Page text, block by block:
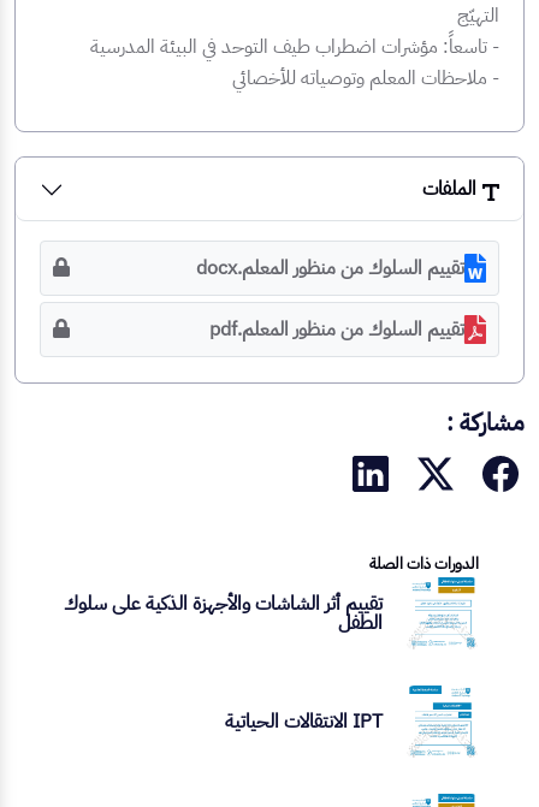
التهيّج
‏- تاسعاً: مؤشرات اضطراب طيف التوحد في البيئة المدرسية
‏- ملاحظات المعلم وتوصياته للأخصائي
الملفات
تقييم السلوك من منظور المعلم.docx
تقييم السلوك من منظور المعلم.pdf
مشاركة :
الدورات ذات الصلة
تقييم أثر الشاشات والأجهزة الذكية على سلوك
الطفل
IPT الانتقالات الحياتية